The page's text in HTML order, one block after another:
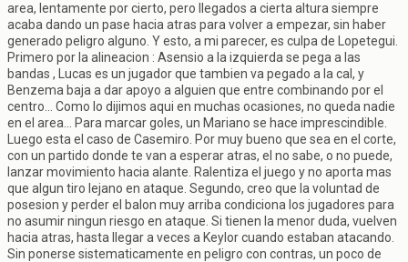
area, lentamente por cierto, pero llegados a cierta altura siempre
acaba dando un pase hacia atras para volver a empezar, sin haber
generado peligro alguno. Y esto, a mi parecer, es culpa de Lopetegui.
Primero por la alineacion : Asensio a la izquierda se pega a las
bandas , Lucas es un jugador que tambien va pegado a la cal, y
Benzema baja a dar apoyo a alguien que entre combinando por el
centro... Como lo dijimos aqui en muchas ocasiones, no queda nadie
en el area... Para marcar goles, un Mariano se hace imprescindible.
Luego esta el caso de Casemiro. Por muy bueno que sea en el corte,
con un partido donde te van a esperar atras, el no sabe, o no puede,
lanzar movimiento hacia alante. Ralentiza el juego y no aporta mas
que algun tiro lejano en ataque. Segundo, creo que la voluntad de
posesion y perder el balon muy arriba condiciona los jugadores para
no asumir ningun riesgo en ataque. Si tienen la menor duda, vuelven
hacia atras, hasta llegar a veces a Keylor cuando estaban atacando.
Sin ponerse sistematicamente en peligro con contras, un poco de